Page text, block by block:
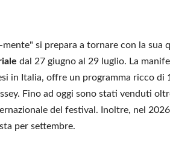
mente" si prepara a tornare con la sua
dal 27 giugno al 29 luglio. La
in Italia, offre un programma ricco
Fino ad oggi sono stati venduti
del festival. Inoltre, nel
per settembre.